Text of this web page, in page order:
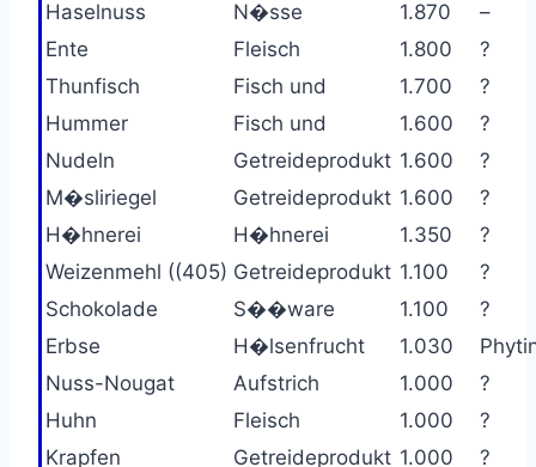
Haselnuss
N�sse 1.870
–
Ente
Fleisch 1.800
?
Thunfisch
Fisch und 1.700
?
Hummer
Fisch und 1.600
?
Nudeln
Getreideprodukt 1.600
?
M�sliriegel
Getreideprodukt 1.600
?
H�hnerei
H�hnerei 1.350
?
Weizenmehl ((405) Getreideprodukt 1.100
?
Schokolade
S��ware 1.100
?
Erbse
H�lsenfrucht 1.030
Nuss-Nougat
Aufstrich 1.000
?
Huhn
Fleisch 1.000
?
Krapfen
Getreideprodukt 1.000
?